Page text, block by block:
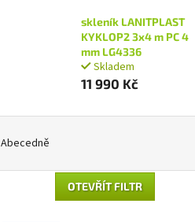
skleník LANITPLAST
KYKLOP2 3x4 m PC 4
mm LG4336
Skladem
11 990 Kč
Abecedně
OTEVŘÍT FILTR